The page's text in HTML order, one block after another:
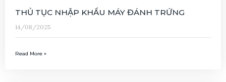
THỦ TỤC NHẬP KHẨU MÁY ĐÁNH TRỨNG
14/08/2025
Read More »